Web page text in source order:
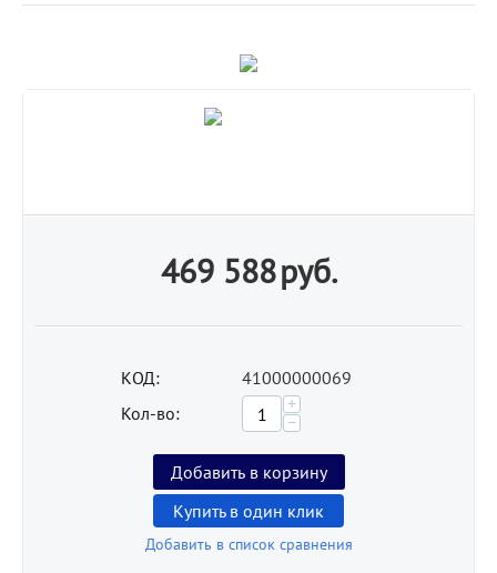
469 588руб.
КОД:
41000000069
Кол-во:
+
−
Добавить в корзину
Купить в один клик
Добавить в список сравнения